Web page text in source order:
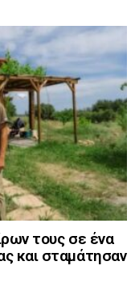
τους σε ένα
και σταμάτησαν